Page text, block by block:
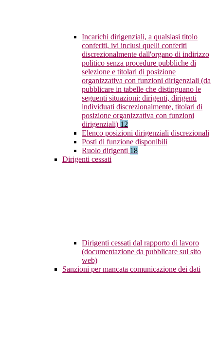
Incarichi dirigenziali, a qualsiasi titolo
conferiti, ivi inclusi quelli conferiti
discrezionalmente dall'organo di indirizzo
politico senza procedure pubbliche di
selezione e titolari di posizione
organizzativa con funzioni dirigenziali (da
pubblicare in tabelle che distinguano le
seguenti situazioni: dirigenti, dirigenti
individuati discrezionalmente, titolari di
posizione organizzativa con funzioni
dirigenziali) 12
Elenco posizioni dirigenziali discrezionali
Posti di funzione disponibili
Ruolo dirigenti 18
Dirigenti cessati
Dirigenti cessati dal rapporto di lavoro
(documentazione da pubblicare sul sito
web)
Sanzioni per mancata comunicazione dei dati